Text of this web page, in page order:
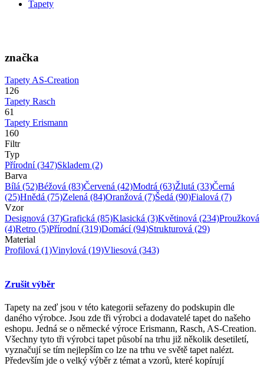
Tapety
značka
Tapety AS-Creation
126
Tapety Rasch
61
Tapety Erismann
160
Filtr
Typ
Přírodní(347)Skladem (2)
Barva
Bílá (52)Béžová (83)Červená (42)Modrá (63)Žlutá (33)Černá
(25)Hnědá (75)Zelená (84)Oranžová (7)Šedá (90)Fialová (7)
Vzor
Designová (37)Grafická (85)Klasická (3)Květinová (234)Proužková
(4)Retro (5)Přírodní(319)Domácí(94)Strukturová (29)
Material
Profilová (1)Vinylová (19)Vliesová (343)
Zrušit výběr
Tapety na zeď jsou v této kategorii seřazeny do podskupin dle
daného výrobce. Jsou zde tři výrobci a dodavatelé tapet do našeho
eshopu. Jedná se o německé výroce Erismann, Rasch, AS-Creation.
Všechny tyto tři výrobci tapet působí na trhu již několik desetiletí,
vyznačují se tím nejlepším co lze na trhu ve světě tapet nalézt.
Především jde o velký výběr z témat a vzorů, které kopírují